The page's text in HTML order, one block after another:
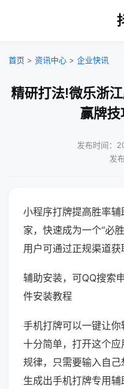
首页 > 资讯中心 > 企业快讯
精研打法!微乐浙
赢牌
发布时间：
发
小程序打牌提高胜率
家，快速成为一个“必
用户可通过正规渠道获
辅助安装，可QQ搜索
件安装教程
手机打牌可以一键让你
十分简单，打开这个
规律，只需要输入自
生成出手机打牌专用